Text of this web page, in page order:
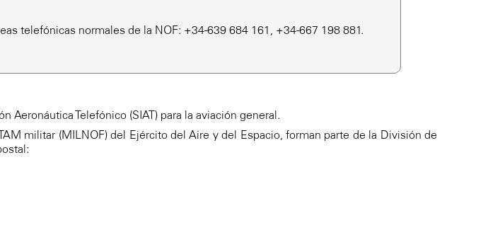
telefónicas normales de la NOF: +34-639 684 161, +34-667 198 881.
Telefónico (SIAT) para la aviación general.
militar (MILNOF) del Ejército del Aire y del Espacio, forman parte de la División de